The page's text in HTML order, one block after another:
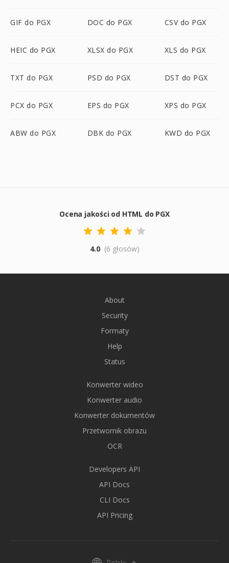
GIF do PGX DOC do PGX CSV do PGX
HEIC do PGX XLSX do PGX XLS do PGX
TXT do PGX PSD do PGX DST do PGX
PCX do PGX EPS do PGX XPS do PGX
ABW do PGX DBK do PGX KWD do PGX
Ocena jakości od HTML do PGX
4.0 (6 głosów)
About
Security
Formaty
Help
Status
Konwerter wideo
Konwerter audio
Konwerter dokumentów
Przetwornik obrazu
OCR
Developers API
API Docs
CLI Docs
API Pricing